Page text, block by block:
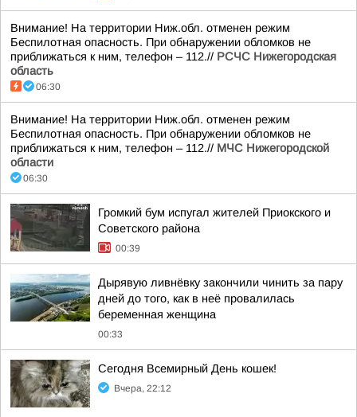
Внимание! На территории Ниж.обл. отменен режим
Беспилотная опасность. При обнаружении обломков не
приближаться к ним, телефон – 112.// РСЧС Нижегородская
область
06:30
Внимание! На территории Ниж.обл. отменен режим
Беспилотная опасность. При обнаружении обломков не
приближаться к ним, телефон – 112.// МЧС Нижегородской
области
06:30
Громкий бум испугал жителей Приокского и
Советского района
00:39
Дырявую ливнёвку закончили чинить за пару
дней до того, как в неё провалилась
беременная женщина
00:33
Сегодня Всемирный День кошек!
Вчера, 22:12